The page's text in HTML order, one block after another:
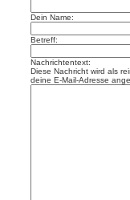
Dein Name:
Betreff:
Nachrichtentext:
Diese Nachricht wird als
deine E-Mail-Adresse